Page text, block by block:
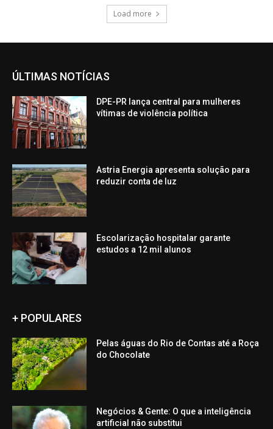
Load more
ÚLTIMAS NOTÍCIAS
DPE-PR lança central para mulheres
vítimas de violência política
Astria Energia apresenta solução para
reduzir conta de luz
Escolarização hospitalar garante
estudos a 12 mil alunos
+ POPULARES
Pelas águas do Rio de Contas até a Roça
do Chocolate
Negócios & Gente: O que a inteligência
artificial não substitui